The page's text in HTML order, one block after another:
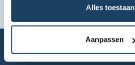
Alles toestaan
Aanpassen
autoroels